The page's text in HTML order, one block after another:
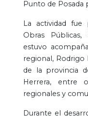
Punto de Posada
La actividad fue
Obras Públicas,
estuvo
regional, Rodrigo
de la provincia
Herrera, entre
regionales y
Durante el